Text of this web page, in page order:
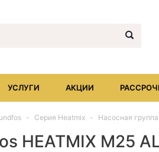
УСЛУГИ АКЦИИ
Серия Heatmix Насосная
HEATMIX M25